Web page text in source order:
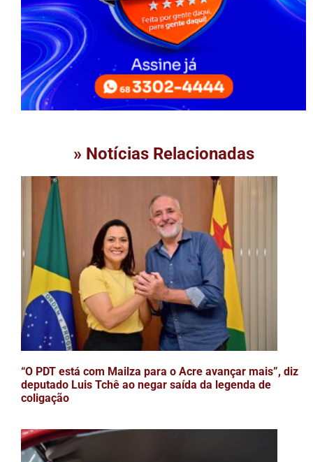
» Notícias Relacionadas
“O PDT está com Mailza para o Acre avançar mais”, diz
deputado Luis Tchê ao negar saída da legenda de
coligação